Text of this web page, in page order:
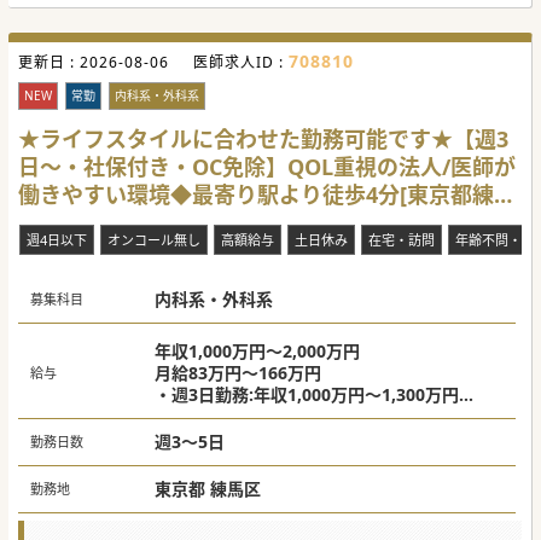
■クリニックを拡大していく構想があり、院長と一緒に今後
の計画などを考える機会もあるため経営の面白さも味わう事
ができます。
■訪問診療が未経験の先生も歓迎しており、院長先生にイチ
から教えていただける環境がございます。
【職場環境と雰囲気】
■院長を筆頭に医療に対するスタッフのモチベーションが高
く、非常に活気のあるクリニックでございます。
■アクセス性を重視する方、年収を重視する方、様々なご希
望の先生に配慮した働き方が実現可能でございます。
■経営においてはトップダウンではなく、スタッフの意見も
取り入れて下さるためとても風通しの良い雰囲気がございま
す。
更新日 : 2026-08-06 医師求人ID : 708810
NEW 常勤 内科系・外科系
★ライフスタイルに合わせた勤務可能です★【週3
日～・社保付き・OC免除】QOL重視の法人/医師が
働きやすい環境◆最寄り駅より徒歩4分[東京都練馬
区]
週4日以下 オンコール無し 高額給与 土日休み 在宅・訪問 年齢不問・ベ
募集科目 内科系・外科系
給与
年収1,000万円～2,000万円
月給83万円～166万円
・週3日勤務:年収1,000万円～1,300万円
・週4日勤務:年収1,300万円～1,600万円
・週5日勤務:年収1,600万円～2,000万円
※ご経験・専門医等により変動あり
※毎年6月に法人業績インセンティブ支給
勤務日数 週3～5日
勤務地 東京都 練馬区